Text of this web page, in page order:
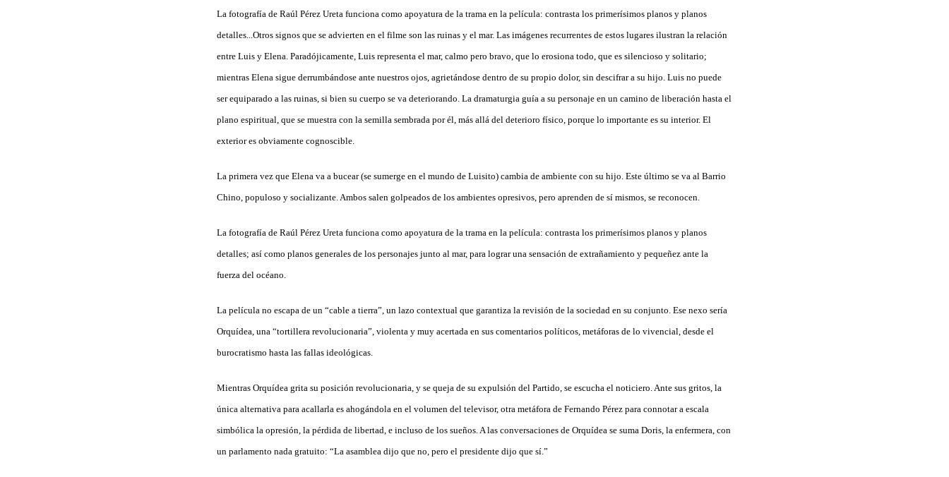
La fotografía de Raúl Pérez Ureta funciona como apoyatura de la trama en la película: contrasta los primerísimos planos y planos
detalles...Otros signos que se advierten en el filme son las ruinas y el mar. Las imágenes recurrentes de estos lugares ilustran la relación
entre Luis y Elena. Paradójicamente, Luis representa el mar, calmo pero bravo, que lo erosiona todo, que es silencioso y solitario;
mientras Elena sigue derrumbándose ante nuestros ojos, agrietándose dentro de su propio dolor, sin descifrar a su hijo. Luis no puede
ser equiparado a las ruinas, si bien su cuerpo se va deteriorando. La dramaturgia guía a su personaje en un camino de liberación hasta el
plano espiritual, que se muestra con la semilla sembrada por él, más allá del deterioro físico, porque lo importante es su interior. El
exterior es obviamente cognoscible.
La primera vez que Elena va a bucear (se sumerge en el mundo de Luisito) cambia de ambiente con su hijo. Este último se va al Barrio
Chino, populoso y socializante. Ambos salen golpeados de los ambientes opresivos, pero aprenden de sí mismos, se reconocen.
La fotografía de Raúl Pérez Ureta funciona como apoyatura de la trama en la película: contrasta los primerísimos planos y planos
detalles; así como planos generales de los personajes junto al mar, para lograr una sensación de extrañamiento y pequeñez ante la
fuerza del océano.
La película no escapa de un “cable a tierra”, un lazo contextual que garantiza la revisión de la sociedad en su conjunto. Ese nexo sería
Orquídea, una “tortillera revolucionaria”, violenta y muy acertada en sus comentarios políticos, metáforas de lo vivencial, desde el
burocratismo hasta las fallas ideológicas.
Mientras Orquídea grita su posición revolucionaria, y se queja de su expulsión del Partido, se escucha el noticiero. Ante sus gritos, la
única alternativa para acallarla es ahogándola en el volumen del televisor, otra metáfora de Fernando Pérez para connotar a escala
simbólica la opresión, la pérdida de libertad, e incluso de los sueños. A las conversaciones de Orquídea se suma Doris, la enfermera, con
un parlamento nada gratuito: “La asamblea dijo que no, pero el presidente dijo que sí.”